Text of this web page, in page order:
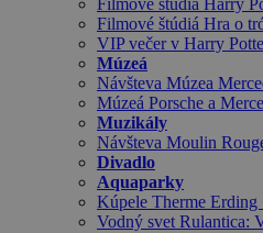
Filmové štúdiá Harry
Filmové štúdiá Hra o
VIP večer v Harry
Múzeá
Návšteva Múzea
Múzeá Porsche a
Muzikály
Návšteva Moulin
Divadlo
Aquaparky
Kúpele Therme
Vodný svet Rulantica: